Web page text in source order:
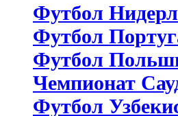
Футбол
Футбол
Футбол
Чемпионат
Футбол